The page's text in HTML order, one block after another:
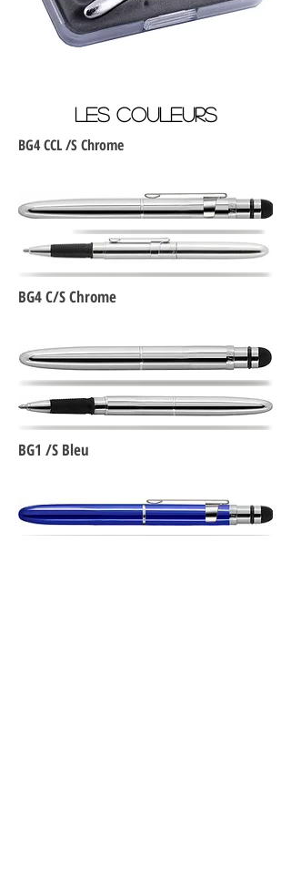
LES COULEURS
BG4 CCL /S Chrome
BG4 C/S Chrome
BG1 /S Bleu